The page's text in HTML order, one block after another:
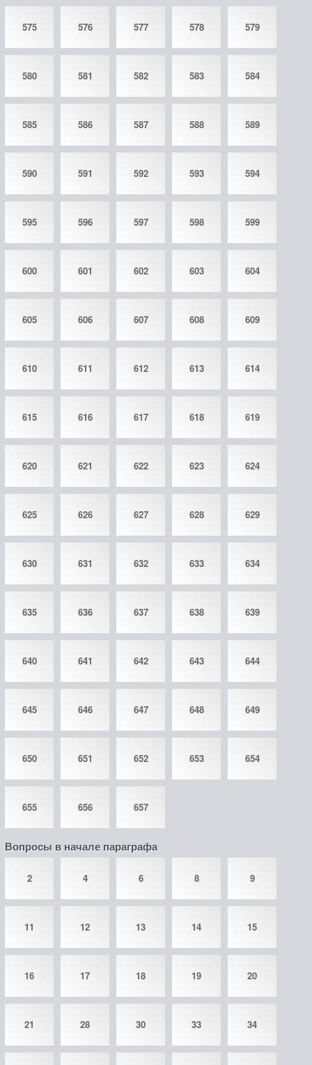
575 576 577 578 579
580 581 582 583 584
585 586 587 588 589
590 591 592 593 594
595 596 597 598 599
600 601 602 603 604
605 606 607 608 609
610 611 612 613 614
615 616 617 618 619
620 621 622 623 624
625 626 627 628 629
630 631 632 633 634
635 636 637 638 639
640 641 642 643 644
645 646 647 648 649
650 651 652 653 654
655 656 657
Вопросы в начале параграфа
2 4 6 8 9
11 12 13 14 15
16 17 18 19 20
21 28 30 33 34